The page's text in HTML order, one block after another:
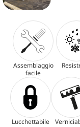
Assemblaggio
facile
Lucchettabile